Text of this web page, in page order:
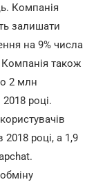
Компанія
залишати
на 9% числа
Компанія також
2 млн
році.
році, а 1,9